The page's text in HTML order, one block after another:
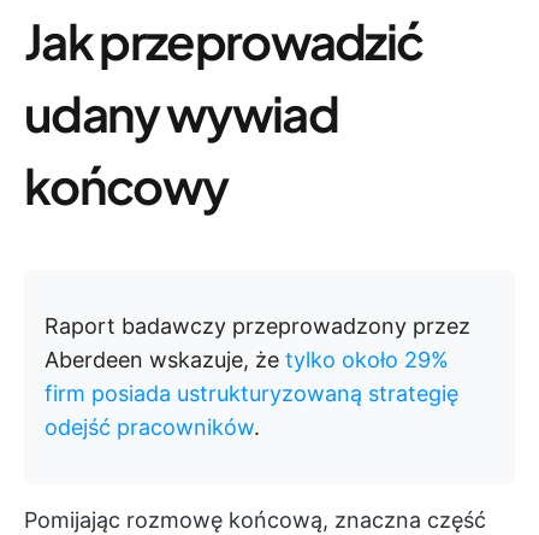
Jak przeprowadzić
udany wywiad
końcowy
Raport badawczy przeprowadzony przez
Aberdeen wskazuje, że tylko około 29%
firm posiada ustrukturyzowaną strategię
odejść pracowników.
Pomijając rozmowę końcową, znaczna część